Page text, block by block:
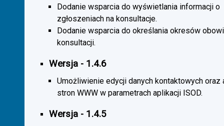
Dodanie wsparcia do wyświetlania informacji o
zgłoszeniach na konsultacje.
Dodanie wsparcia do określania okresów
konsultacji.
Wersja - 1.4.6
Umożliwienie edycji danych kontaktowych oraz
stron WWW w parametrach aplikacji ISOD.
Wersja - 1.4.5